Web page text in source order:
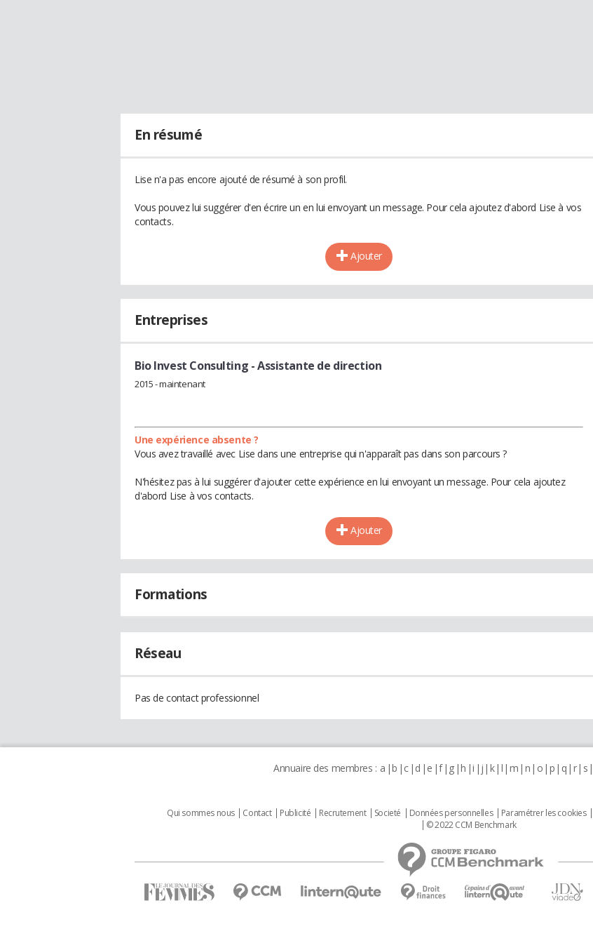
En résumé
Lise n'a pas encore ajouté de résumé à son profil.
Vous pouvez lui suggérer d'en écrire un en lui envoyant un message. Pour cela ajoutez d'abord Lise à vos
contacts.
Ajouter
Entreprises
Bio Invest Consulting - Assistante de direction
2015 - maintenant
Une expérience absente ?
Vous avez travaillé avec Lise dans une entreprise qui n'apparaît pas dans son parcours ?
N'hésitez pas à lui suggérer d'ajouter cette expérience en lui envoyant un message. Pour cela ajoutez
d'abord Lise à vos contacts.
Ajouter
Formations
Réseau
Pas de contact professionnel
Annuaire des membres : a b c d e f g h i j k l m n o p q r s
Qui sommes nous Contact Publicité Recrutement Societé Données personnelles Paramétrer les cookies
© 2022 CCM Benchmark